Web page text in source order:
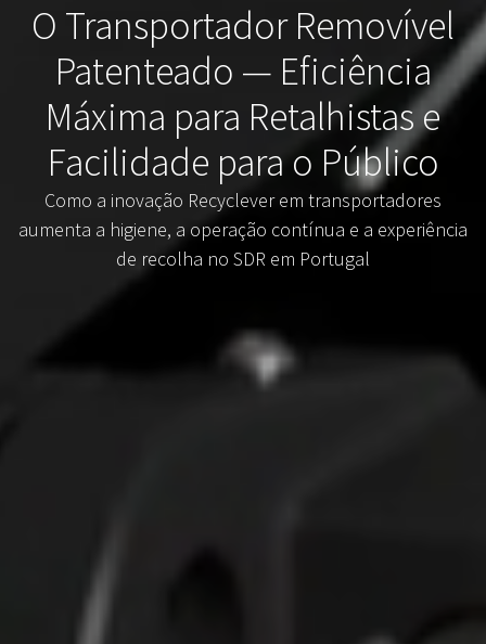
O Transportador Removível
Patenteado — Eficiência
Máxima para Retalhistas e
Facilidade para o Público
Como a inovação Recyclever em transportadores
aumenta a higiene, a operação contínua e a experiência
de recolha no SDR em Portugal